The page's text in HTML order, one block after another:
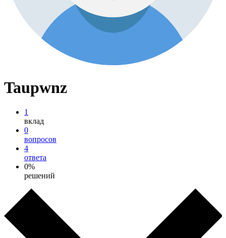
Taupwnz
1
вклад
0
вопросов
4
ответа
0%
решений